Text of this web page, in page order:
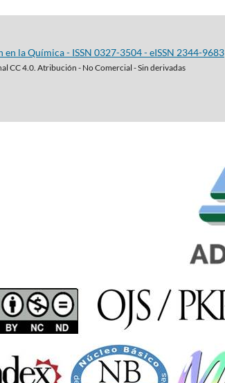
en la Química - ISSN 0327-3504 - eISSN 2344-9683
CC 4.0. Atribución - No Comercial - Sin derivadas